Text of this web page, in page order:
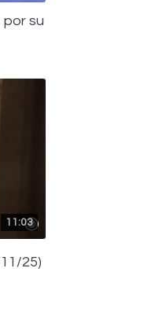
por su
11:03
25)